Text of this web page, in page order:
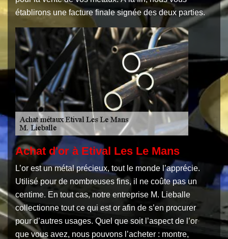
établirons une facture finale signée des deux parties.
Achat d'or à Etival Les Le Mans
L’or est un métal précieux, tout le monde l’apprécie.
Utilisé pour de nombreuses fins, il ne coûte pas un
centime. En tout cas, notre entreprise M. Lieballe
collectionne tout ce qui est or afin de s’en procurer
pour d’autres usages. Quel que soit l’aspect de l’or
que vous avez, nous pouvons l’acheter : montre,